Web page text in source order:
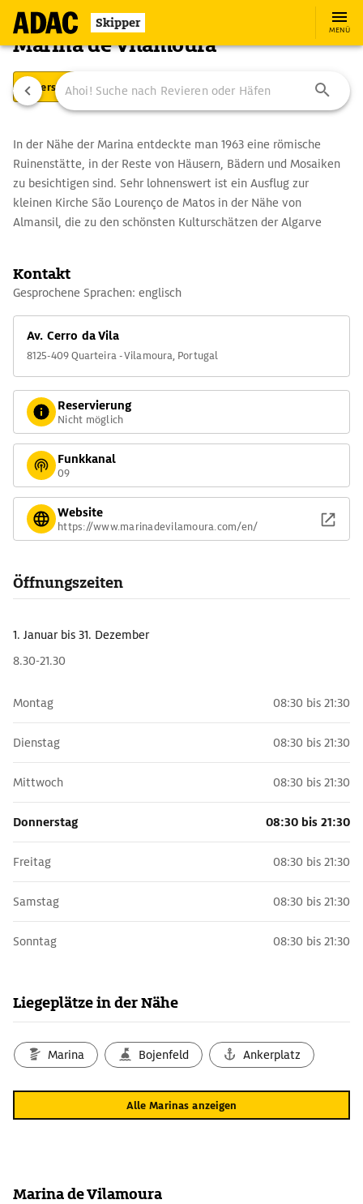
Skipper MENÜ
Marina de Vilamoura
Übersicht Ausstattung Ansteuerung
In der Nähe der Marina entdeckte man 1963 eine römische
Ruinenstätte, in der Reste von Häusern, Bädern und Mosaiken
zu besichtigen sind. Sehr lohnenswert ist ein Ausflug zur
kleinen Kirche São Lourenço de Matos in der Nähe von
Almansil, die zu den schönsten Kulturschätzen der Algarve
bemalten Kacheln (azulejos) ausgeschmückten einschiffigen
Innenraum und dem überbordenden Altar mit vergoldetem
Schnitzwerk. Unterhalb der Kirche befindet sich ein
Kulturzentrum.
Kontakt
Gesprochene Sprachen: englisch
Av. Cerro da Vila
8125-409 Quarteira - Vilamoura, Portugal
Reservierung
Nicht möglich
Funkkanal
09
Website
https://www.marinadevilamoura.com/en/
Öffnungszeiten
1. Januar bis 31. Dezember
8.30-21.30
Montag 08:30 bis 21:30
Dienstag 08:30 bis 21:30
Mittwoch 08:30 bis 21:30
Donnerstag 08:30 bis 21:30
Freitag 08:30 bis 21:30
Samstag 08:30 bis 21:30
Sonntag 08:30 bis 21:30
Liegeplätze in der Nähe
Marina Bojenfeld Ankerplatz
Alle Marinas anzeigen
Marina de Vilamoura